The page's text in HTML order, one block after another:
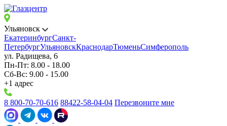
Ульяновск
ЕкатеринбургСанкт-
ПетербургУльяновскКраснодарТюменьСимферополь
ул. Радищева, 6
Пн-Пт: 8.00 - 18.00
Сб-Вс: 9.00 - 15.00
+1 адрес
8 800-70-70-616 88422-58-04-04 Перезвоните мне